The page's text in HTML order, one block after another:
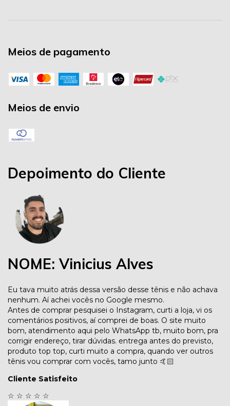
Meios de pagamento
Meios de envio
Depoimento do Cliente
NOME: Vinicius Alves
Eu tava muito atrás dessa versão desse tênis e não achava
nenhum. Aí achei vocês no Google mesmo.
Antes de comprar pesquisei o Instagram, curti a loja, vi os
comentários positivos, aí comprei de boas. O site muito
bom, atendimento aqui pelo WhatsApp tb, muito bom, pra
corrigir endereço, tirar dúvidas. entrega antes do previsto,
produto top top, curti muito a compra, quando ver outros
tênis vou comprar com vocês, tamo junto 🤙🏻
Cliente Satisfeito
☆ ☆ ☆ ☆ ☆